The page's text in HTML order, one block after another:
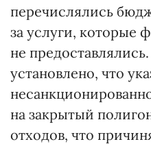
перечислялись
за услуги, которые
не
установлено, что
на закрытый
отходов, что